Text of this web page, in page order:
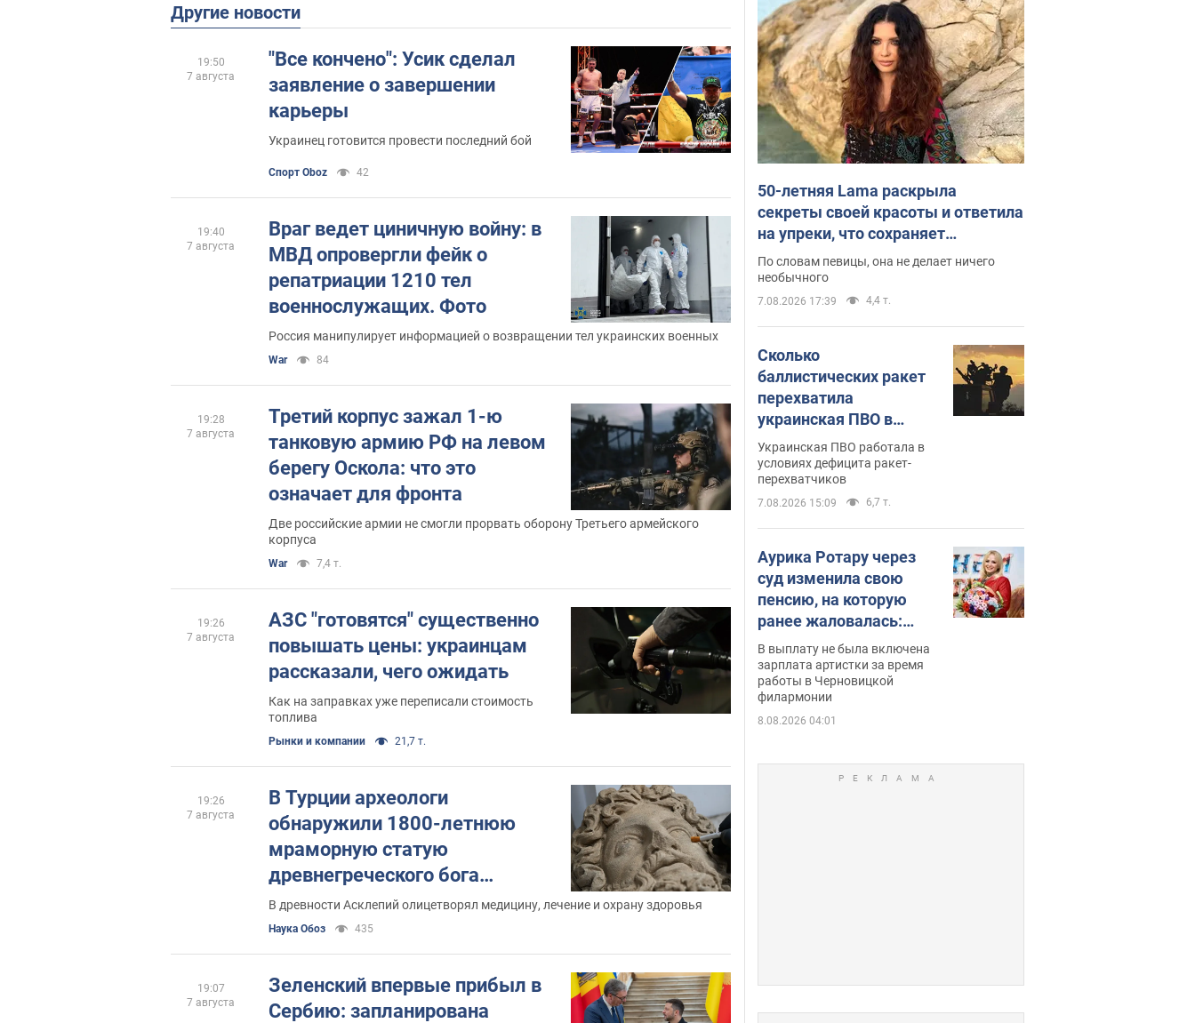
Другие новости
"Все кончено": Усик сделал
заявление о завершении
карьеры
Украинец готовится провести последний бой
Спорт Oboz 42
19:50
7 августа
Враг ведет циничную войну: в
МВД опровергли фейк о
репатриации 1210 тел
военнослужащих. Фото
Россия манипулирует информацией о возвращении тел украинских военных
War 84
19:40
7 августа
Третий корпус зажал 1-ю
танковую армию РФ на левом
берегу Оскола: что это
означает для фронта
Две российские армии не смогли прорвать оборону Третьего армейского
корпуса
War 7,4 т.
19:28
7 августа
АЗС "готовятся" существенно
повышать цены: украинцам
рассказали, чего ожидать
Как на заправках уже переписали стоимость
топлива
Рынки и компании 21,7 т.
19:26
7 августа
В Турции археологи
обнаружили 1800-летнюю
мраморную статую
древнегреческого бога
медицины. Фото
В древности Асклепий олицетворял медицину, лечение и охрану здоровья
Наука Обоз 435
19:26
7 августа
Зеленский впервые прибыл в
Сербию: запланирована
19:07
7 августа
50-летняя Lama раскрыла
секреты своей красоты и ответила
на упреки, что сохраняет
молодость, ведь у нее нет детей
По словам певицы, она не делает ничего
необычного
7.08.2026 17:39 4,4 т.
Сколько
баллистических ракет
перехватила
украинская ПВО в
июле: в Минобороны
назвали цифру
Украинская ПВО работала в
условиях дефицита ракет-
перехватчиков
7.08.2026 15:09 6,7 т.
Аурика Ротару через
суд изменила свою
пенсию, на которую
ранее жаловалась:
сколько получала
певица
В выплату не была включена
зарплата артистки за время
работы в Черновицкой
филармонии
8.08.2026 04:01